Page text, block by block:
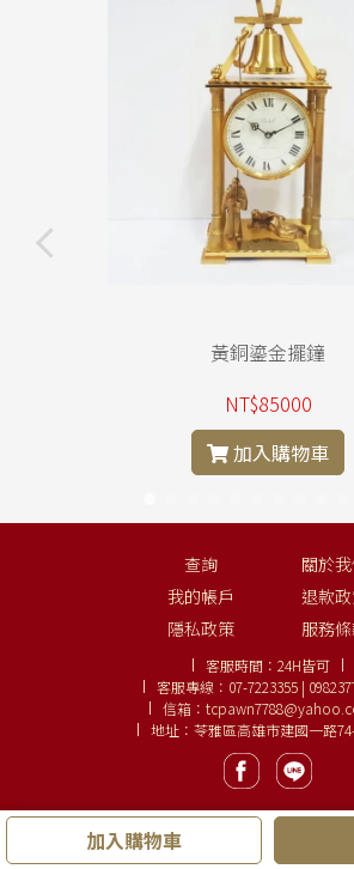
加入購物車
黃銅鎏金擺鐘
NT$85000
加入購物車
查詢
關於
我的帳戶
退款
隱私政策
服務
客服時間： 24H皆可
客服專線： 07-7223355 |
信箱：
地址：苓雅區高雄市建國一路
Copyright ©大眾名錶、鑽石線上購